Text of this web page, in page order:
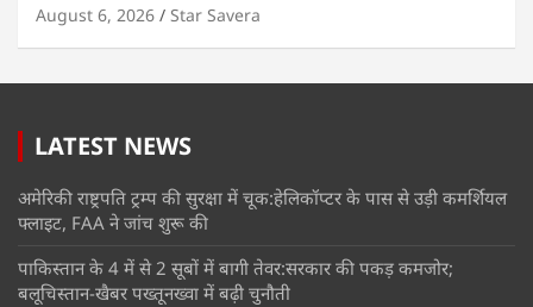
August 6, 2026 Star Savera
LATEST NEWS
अमेरिकी राष्ट्रपति ट्रम्प की सुरक्षा में चूक:हेलिकॉप्टर के पास से उड़ी कमर्शियल
फ्लाइट, FAA ने जांच शुरू की
पाकिस्तान के 4 में से 2 सूबों में बागी तेवर:सरकार की पकड़ कमजोर;
बलूचिस्तान-खैबर पख्तूनख्वा में बढ़ी चुनौती